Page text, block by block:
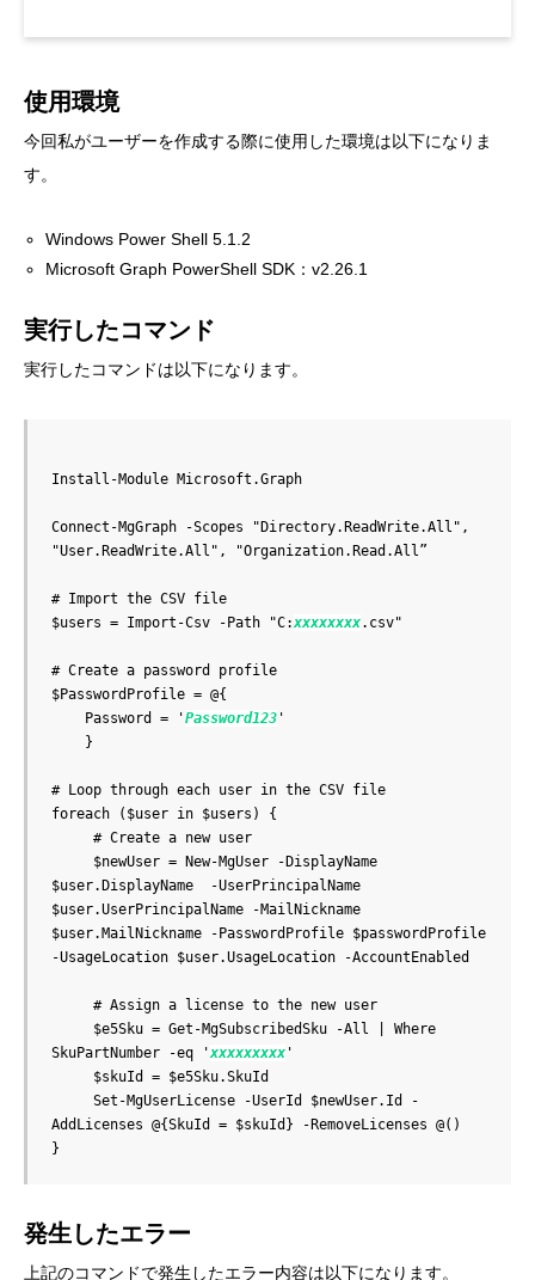
使用環境
今回私がユーザーを作成する際に使用した環境は以下になりま
す。
Windows Power Shell 5.1.2
Microsoft Graph PowerShell SDK：v2.26.1
実行したコマンド
実行したコマンドは以下になります。
Install-Module Microsoft.Graph
Connect-MgGraph -Scopes "Directory.ReadWrite.All",
"User.ReadWrite.All", "Organization.Read.All”
# Import the CSV file
$users = Import-Csv -Path "C:xxxxxxxx.csv"
# Create a password profile
$PasswordProfile = @{
    Password = '
Password123 '
# Loop through each user in the CSV file
foreach ($user in $users) {
$user.DisplayName  -UserPrincipalName
$user.UserPrincipalName -MailNickname
$user.MailNickname -PasswordProfile $passwordProfile
-UsageLocation $user.UsageLocation -AccountEnabled
SkuPartNumber -eq 'xxxxxxxxx '
AddLicenses @{SkuId = $skuId} -RemoveLicenses @()
}
発生したエラー
上記のコマンドで発生したエラー内容は以下になります。